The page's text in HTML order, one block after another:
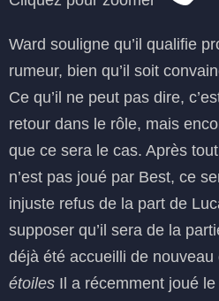
Ward souligne qu’il qualifie
rumeur, bien qu’il soit
Ce qu’il ne peut pas dire,
retour dans le rôle, mais
que ce sera le cas. Après
n’est pas joué par Best, ce
injuste refus de la part de
supposer qu’il sera de la
déjà été accueilli de nouveau
étoiles Il a récemment joué